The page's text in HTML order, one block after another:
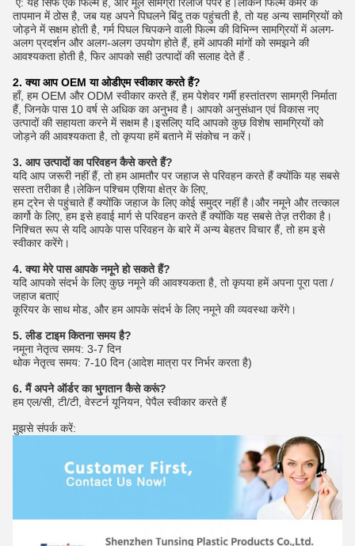
तापमान में ठोस है, जब यह अपने पिघलने बिंदु तक पहुंचती है, तो यह अन्य सामग्रियों को
जोड़ने में सक्षम होती है, गर्म पिघल चिपकने वाली फिल्म की विभिन्न सामग्रियों में अलग-
अलग प्रदर्शन और अलग-अलग उपयोग होते हैं, हमें आपकी मांगों को समझने की
आवश्यकता होती है, फिर आपको सही उत्पादों की सलाह देते हैं .
2. क्या आप OEM या ओडीएम स्वीकार करते हैं?
हाँ, हम OEM और ODM स्वीकार करते हैं, हम पेशेवर गर्मी हस्तांतरण सामग्री निर्माता
हैं, जिनके पास 10 वर्ष से अधिक का अनुभव है। आपको अनुसंधान एवं विकास नए
उत्पादों की सहायता करने में सक्षम है।इसलिए यदि आपको कुछ विशेष सामग्रियों को
जोड़ने की आवश्यकता है, तो कृपया हमें बताने में संकोच न करें।
3. आप उत्पादों का परिवहन कैसे करते हैं?
यदि आप जरूरी नहीं हैं, तो हम आमतौर पर जहाज से परिवहन करते हैं क्योंकि यह सबसे
सस्ता तरीका है।लेकिन पश्चिम एशिया क्षेत्र के लिए,
हम ट्रेन से पहुंचाते हैं क्योंकि जहाज के लिए कोई समुद्र नहीं है।और नमूने और तत्काल
कार्गो के लिए, हम इसे हवाई मार्ग से परिवहन करते हैं क्योंकि यह सबसे तेज़ तरीका है।
निश्चित रूप से यदि आपके पास परिवहन के बारे में अन्य बेहतर विचार हैं, तो हम इसे
स्वीकार करेंगे।
4. क्या मेरे पास आपके नमूने हो सकते हैं?
यदि आपको संदर्भ के लिए कुछ नमूने की आवश्यकता है, तो कृपया हमें अपना पूरा पता /
जहाज बताएं
कूरियर के साथ मोड, और हम आपके संदर्भ के लिए नमूने की व्यवस्था करेंगे।
5. लीड टाइम कितना समय है?
नमूना नेतृत्व समय: 3-7 दिन
थोक नेतृत्व समय: 7-10 दिन (आदेश मात्रा पर निर्भर करता है)
6. मैं अपने ऑर्डर का भुगतान कैसे करूं?
हम एल/सी, टी/टी, वेस्टर्न यूनियन, पेपैल स्वीकार करते हैं
मुझसे संपर्क करें: